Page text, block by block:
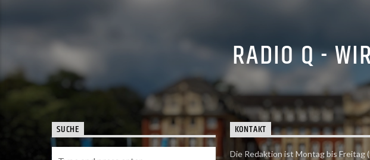
RADIO Q -
SUCHE KONTAKT
Die Redaktion ist Montag bis Freitag